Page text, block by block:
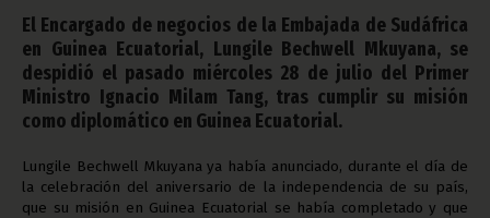
El Encargado de negocios de la Embajada de Sudáfrica
en Guinea Ecuatorial, Lungile Bechwell Mkuyana, se
despidió el pasado miércoles 28 de julio del Primer
Ministro Ignacio Milam Tang, tras cumplir su misión
como diplomático en Guinea Ecuatorial.
Lungile Bechwell Mkuyana ya había anunciado, durante el día de
la celebración del aniversario de la independencia de su país,
que su misión en Guinea Ecuatorial se había completado y que